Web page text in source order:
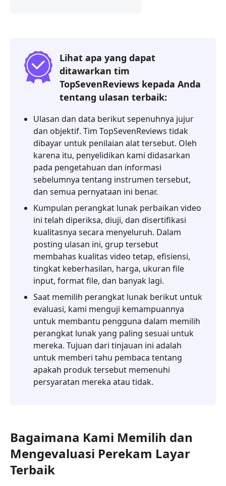
Video
Stellar
Bagian
Video
Kernel
Bagian
3.
Perbaikan
Video
Bagian
4.
VLC
Media
Player
Bagian
5.
Pulihkan
Bagian
6.
Fix.Video
Bagian
7.
Grau
GmbH
Bagian
8.
Lihat apa yang dapat
ditawarkan tim
TopSevenReviews kepada Anda
tentang ulasan terbaik:
Ulasan dan data berikut sepenuhnya jujur
dan objektif. Tim TopSevenReviews tidak
dibayar untuk penilaian alat tersebut. Oleh
karena itu, penyelidikan kami didasarkan
pada pengetahuan dan informasi
sebelumnya tentang instrumen tersebut,
dan semua pernyataan ini benar.
Kumpulan perangkat lunak perbaikan video
ini telah diperiksa, diuji, dan disertifikasi
kualitasnya secara menyeluruh. Dalam
posting ulasan ini, grup tersebut
membahas kualitas video tetap, efisiensi,
tingkat keberhasilan, harga, ukuran file
input, format file, dan banyak lagi.
Saat memilih perangkat lunak berikut untuk
evaluasi, kami menguji kemampuannya
untuk membantu pengguna dalam memilih
perangkat lunak yang paling sesuai untuk
mereka. Tujuan dari tinjauan ini adalah
untuk memberi tahu pembaca tentang
apakah produk tersebut memenuhi
persyaratan mereka atau tidak.
Bagaimana Kami Memilih dan
Mengevaluasi Perekam Layar
Terbaik